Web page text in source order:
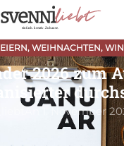
, WEIHNACHTEN,
2026 zum
An 1. November
neuen Kalender